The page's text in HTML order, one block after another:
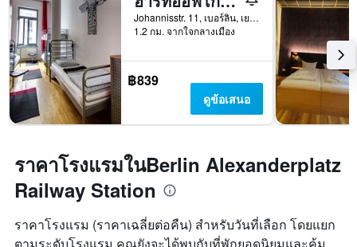
Johannisstr. 11, เบอร์ลิน, เยอรมนี
1.2 กม. จากใจกลางเมือง
฿839
ดูข้อเสนอ
ราคาโรงแรมในBerlin Alexanderplatz
Railway Station
ราคาโรงแรม (ราคาเฉลี่ยต่อคืน) สำหรับวันที่เลือก โดยแยก